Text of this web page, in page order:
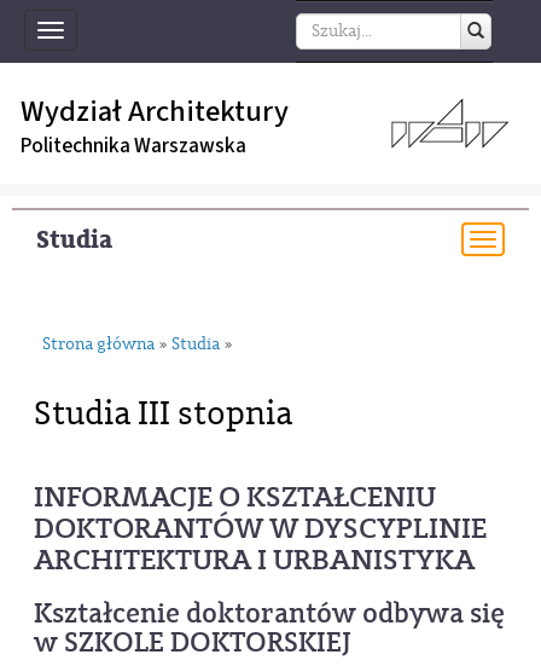
Toggle
navigation
Wydział Architektury
Politechnika Warszawska
Studia
Strona główna » Studia »
Studia III stopnia
INFORMACJE O KSZTAŁCENIU
DOKTORANTÓW W DYSCYPLINIE
ARCHITEKTURA I URBANISTYKA
Kształcenie doktorantów odbywa się
w SZKOLE DOKTORSKIEJ